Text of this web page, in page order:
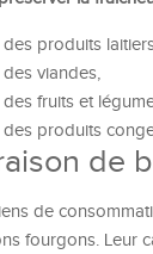
des produits
des viandes,
des fruits et
des produits
de
de
fourgons. Leur